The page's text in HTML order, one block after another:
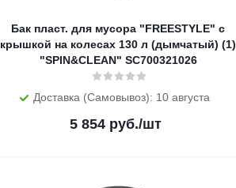
Бак пласт. для мусора "FREESTYLE" с
крышкой на колесах 130 л (дымчатый) (1)
"SPIN&CLEAN" SC700321026
Доставка (Самовывоз): 10 августа
5 854руб./шт